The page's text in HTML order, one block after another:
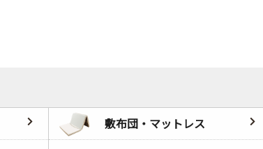
敷布団・マットレス